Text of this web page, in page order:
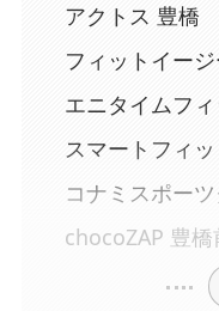
アクトス 豊橋
フィットイー
エニタイムフ
スマートフィ
コナミスポー
chocoZAP 豊橋